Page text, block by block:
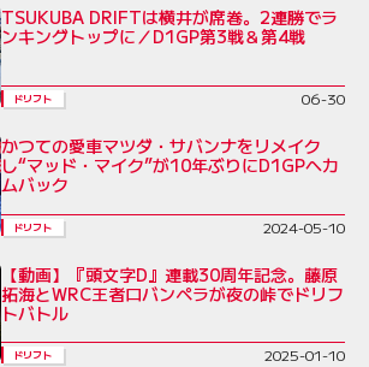
TSUKUBA DRIFTは横井が席巻。2連勝でラ
ンキングトップに／D1GP第3戦＆第4戦
ドリフト 06-30
かつての愛車マツダ・サバンナをリメイク
し“マッド・マイク”が10年ぶりにD1GPへカ
ムバック
ドリフト 2024-05-10
【動画】『頭文字D』連載30周年記念。藤原
拓海とWRC王者ロバンペラが夜の峠でドリフ
トバトル
ドリフト 2025-01-10